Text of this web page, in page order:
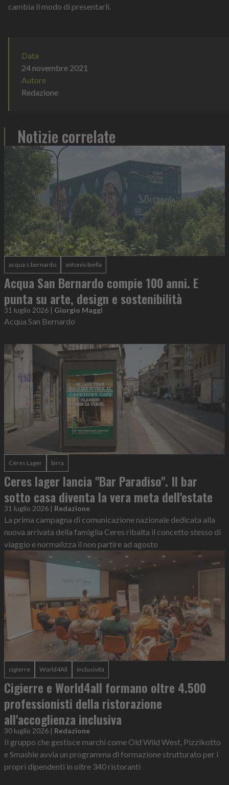
cambia il modo di presentarli.
Data
24 novembre 2021
Autore
Redazione
Notizie correlate
acqua s.bernardo antonio biella
Acqua San Bernardo compie 100 anni. E
punta su arte, design e sostenibilità
31 luglio 2026 | Giorgio Maggi
Acqua San Bernardo
Ceres Lager birra
Ceres lager lancia "Bar Paradiso". Il bar
sotto casa diventa la vera meta dell'estate
31 luglio 2026 | Redazione
La prima campagna di comunicazione nazionale dedicata alla
nuova arrivata della famiglia Ceres ribalta il concetto stesso di
viaggio e normalizza il non partire ad agosto
cigierre World4All inclusività
Cigierre e World4all formano oltre 4.500
professionisti della ristorazione
all'accoglienza inclusiva
30 luglio 2026 | Redazione
Il gruppo che gestisce marchi come Old Wild West, Pizzikotto
e Smashie avvia un programma di formazione strutturato per i
propri dipendenti in oltre 340 ristoranti